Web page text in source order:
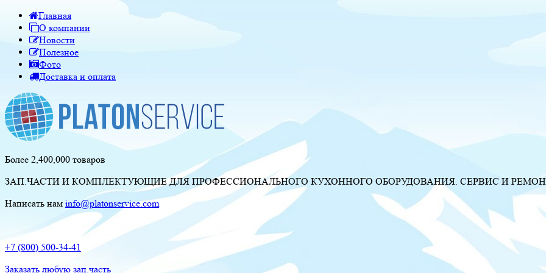
Главная
О компании
Новости
Полезное
Фото
Доставка и оплата
Более 2,400,000 товаров
ЗАП.ЧАСТИ И КОМПЛЕКТУЮЩИЕ ДЛЯ ПРОФЕССИОНАЛЬНОГО КУХОННОГО ОБОРУДОВАНИЯ. СЕРВИС И
Написать нам info@platonservice.com
+7 (800) 500-34-41
Заказать любую зап.часть